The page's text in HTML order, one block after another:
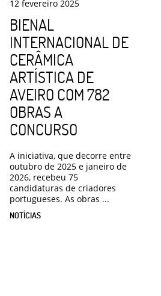
12 fevereiro 2025
BIENAL
INTERNACIONAL DE
CERÂMICA
ARTÍSTICA DE
AVEIRO COM 782
OBRAS A
CONCURSO
A iniciativa, que decorre entre
outubro de 2025 e janeiro de
2026, recebeu 75
candidaturas de criadores
portugueses. As obras ...
NOTÍCIAS